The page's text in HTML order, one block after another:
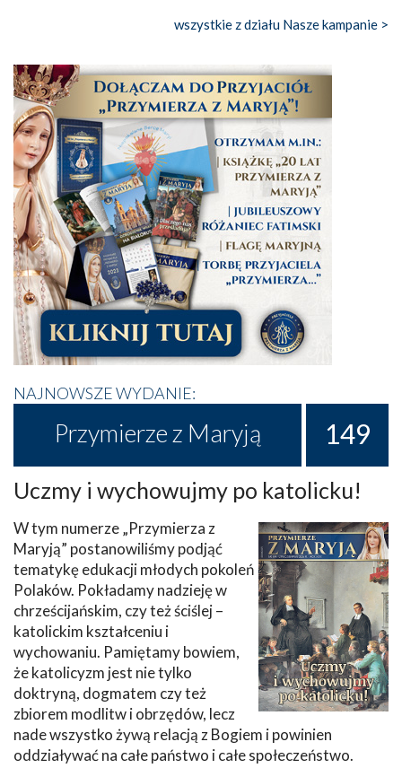
wszystkie z działu Nasze kampanie >
NAJNOWSZE WYDANIE:
Przymierze z Maryją 149
Uczmy i wychowujmy po katolicku!
W tym numerze „Przymierza z
Maryją” postanowiliśmy podjąć
tematykę edukacji młodych pokoleń
Polaków. Pokładamy nadzieję w
chrześcijańskim, czy też ściślej –
katolickim kształceniu i
wychowaniu. Pamiętamy bowiem,
że katolicyzm jest nie tylko
doktryną, dogmatem czy też
zbiorem modlitw i obrzędów, lecz
nade wszystko żywą relacją z Bogiem i powinien
oddziaływać na całe państwo i całe społeczeństwo.